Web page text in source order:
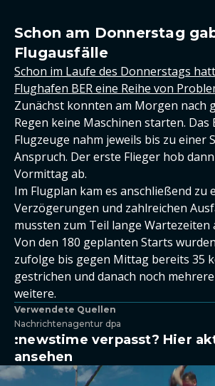
Schon am Donnerstag
Flugausfälle
Schon im Laufe des Donnerstags
Flughafen BER eine Reihe von
Zunächst konnten am Morgen nach
Regen keine Maschinen starten. Das
Flugzeuge nahm jeweils bis zu einer
Anspruch. Der erste Flieger hob
Vormittag ab.
Im Flugplan kam es anschließend zu
Verzögerungen und zahlreichen
mussten zum Teil lange Wartezeiten
Von den 180 geplanten Starts
zufolge bis gegen Mittag bereits 35
gestrichen und danach noch
weitere.
Verwendete Quellen
Nachrichtenagentur dpa
:newstime verpasst? Hier
ansehen